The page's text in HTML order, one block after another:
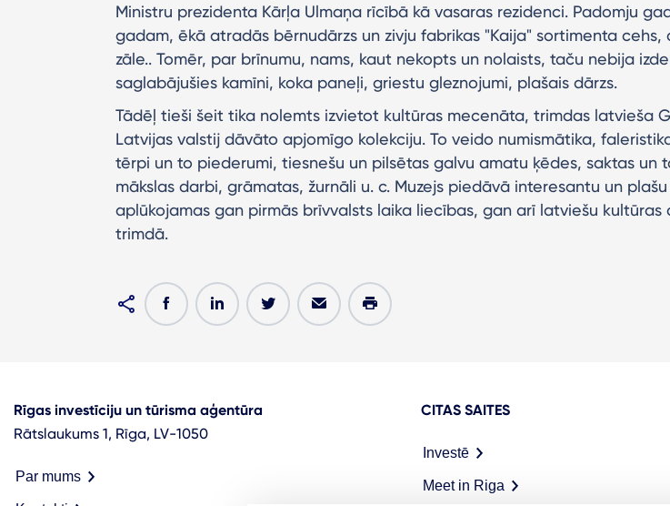
Ministru prezidenta Kārļa Ulmaņa rīcībā kā vasaras rezidenci. Padomju
gadam, ēkā atradās bērnudārzs un zivju fabrikas "Kaija" sortimenta cehs,
zāle.. Tomēr, par brīnumu, nams, kaut nekopts un nolaists, taču nebija
saglabājušies kamīni, koka paneļi, griestu gleznojumi, plašais dārzs.
Tādēļ tieši šeit tika nolemts izvietot kultūras mecenāta, trimdas latvieša
Latvijas valstij dāvāto apjomīgo kolekciju. To veido numismātika,
tērpi un to piederumi, tiesnešu un pilsētas galvu amatu ķēdes, saktas un
mākslas darbi, grāmatas, žurnāli u. c. Muzejs piedāvā interesantu un
aplūkojamas gan pirmās brīvvalsts laika liecības, gan arī latviešu kultūras
trimdā.
Rīgas investīciju un tūrisma aģentūra
Rātslaukums 1, Rīga, LV-1050
Par mums
CITAS SAITES
Investē
Meet in Riga